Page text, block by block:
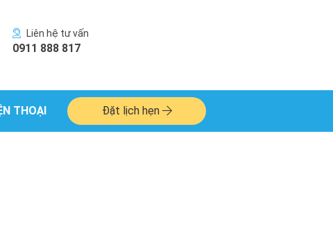
Liên hệ tư vấn
0911 888 817
THOẠI Đặt lịch hẹn